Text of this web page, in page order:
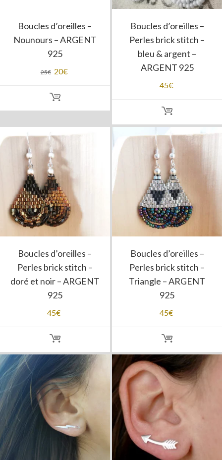
Boucles d’oreilles –
Nounours – ARGENT
925
25€ Le
initial
20€
Boucles d’oreilles –
Perles brick stitch –
bleu & argent –
ARGENT 925
45€
Boucles d’oreilles –
Perles brick stitch –
doré et noir – ARGENT
925
45€
Boucles d’oreilles –
Perles brick stitch –
Triangle – ARGENT
925
45€